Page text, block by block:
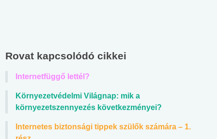
Rovat kapcsolódó cikkei
Internetfüggő lettél?
Környezetvédelmi Világnap: mik a
környezetszennyezés következményei?
Internetes biztonsági tippek szülők számára – 1.